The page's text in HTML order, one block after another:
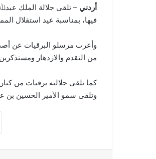
أردني – تلقى جلالة الملك
فيها، بمناسبة عيد استقلال
وأعرب مرسلو البرقيات عن أصدق
من التقدم والازدهار
كما تلقى جلالته برقيات من
وتلقى سمو الأمير الحسين بن